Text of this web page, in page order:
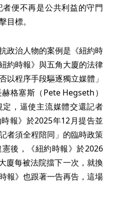
便不再是公共利益的守門
目標。
政治人物的案例是《紐約時
約時報》與五角大廈的法律
以程序手段驅逐獨立媒體」
格塞斯（Pete Hegseth）
，逼使主流媒體交還記者
報》於2025年12月提告並
者須全程陪同」的臨時政策
後，《紐約時報》於2026
廈每被法院擋下一次，就換
報》也跟著一告再告，這場